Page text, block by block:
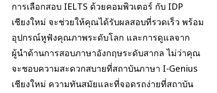
การเลือกสอบ IELTS ด้วยคอมพิวเตอร์ กับ IDP
เชียงใหม่ จะช่วยให้คุณได้รับผลสอบที่รวดเร็ว พร้อม
อุปกรณ์หูฟังคุณภาพระดับโลก และการดูแลจาก
ผู้นำด้านการสอบภาษาอังกฤษระดับสากล ไม่ว่าคุณ
จะชอบความสะดวกสบายที่สถาบันภาษา I-Genius
เชียงใหม่ ความทันสมัยและที่จอดรถง่ายที่สถาบัน